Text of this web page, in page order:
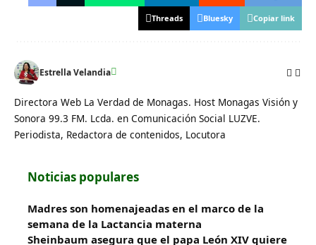
Threads Bluesky Copiar link
Estrella Velandia
Directora Web La Verdad de Monagas. Host Monagas Visión y
Sonora 99.3 FM. Lcda. en Comunicación Social LUZVE.
Periodista, Redactora de contenidos, Locutora
Noticias populares
Madres son homenajeadas en el marco de la
semana de la Lactancia materna
Sheinbaum asegura que el papa León XIV quiere